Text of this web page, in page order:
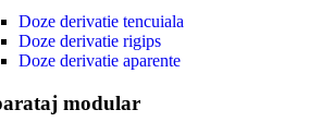
Doze derivatie tencuiala
Doze derivatie rigips
Doze derivatie aparente
modular